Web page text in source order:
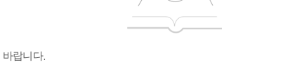
바랍니다.